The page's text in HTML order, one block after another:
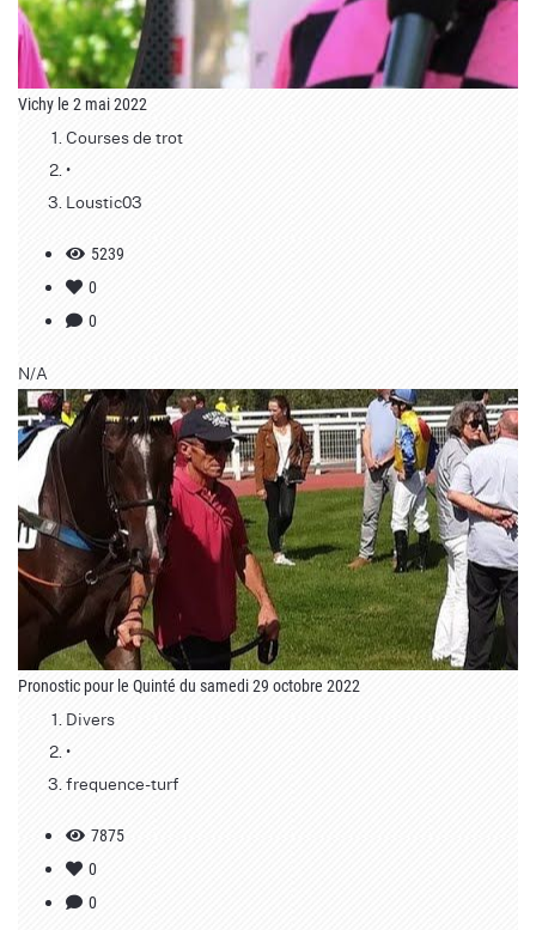
Vichy le 2 mai 2022
Courses de trot
•
Loustic03
5239
0
0
N/A
Pronostic pour le Quinté du samedi 29 octobre 2022
Divers
•
frequence-turf
7875
0
0